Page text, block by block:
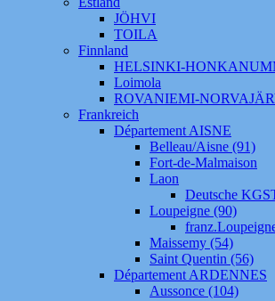
JÖHVI
TOILA
Finnland
HELSINKI-
Loimola
ROVANIEMI-
Frankreich
Département AISNE
Belleau/Aisne (91)
Fort-de-Malmaison
Laon
Deutsche
Loupeigne (90)
Maissemy (54)
Saint Quentin (56)
Département ARDENNES
Aussonce (104)